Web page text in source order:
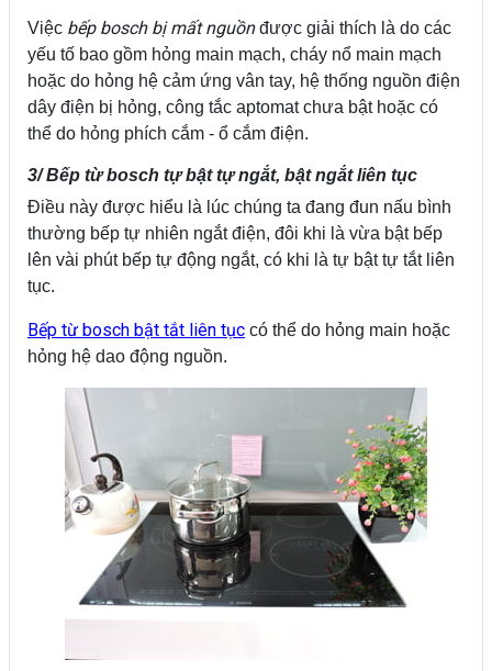
Việc bếp bosch bị mất nguồnđược giải thích là do các
yếu tố bao gồm hỏng main mạch, cháy nổ main mạch
hoặc do hỏng hệ cảm ứng vân tay, hệ thống nguồn điện
dây điện bị hỏng, công tắc aptomat chưa bật hoặc có
thể do hỏng phích cắm - ổ cắm điện.
3/ Bếp từ bosch tự bật tự ngắt, bật ngắt liên tục
Điều này được hiểu là lúc chúng ta đang đun nấu bình
thường bếp tự nhiên ngắt điện, đôi khi là vừa bật bếp
lên vài phút bếp tự động ngắt, có khi là tự bật tự tắt liên
tục.
Bếp từ bosch bật tắt liên tục có thể do hỏng main hoặc
hỏng hệ dao động nguồn.